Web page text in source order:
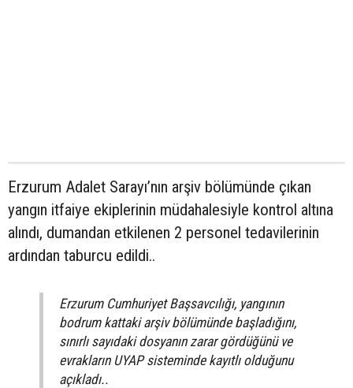
Erzurum Adalet Sarayı’nın arşiv bölümünde çıkan
yangın itfaiye ekiplerinin müdahalesiyle kontrol altına
alındı, dumandan etkilenen 2 personel tedavilerinin
ardından taburcu edildi..
Erzurum Cumhuriyet Başsavcılığı, yangının
bodrum kattaki arşiv bölümünde başladığını,
sınırlı sayıdaki dosyanın zarar gördüğünü ve
evrakların UYAP sisteminde kayıtlı olduğunu
açıkladı..